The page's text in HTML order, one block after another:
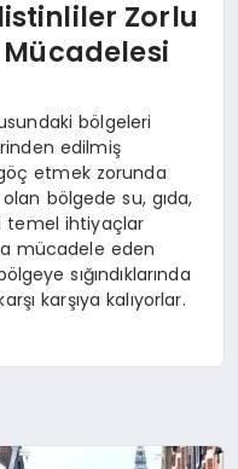
Zorlu
bölgeleri
edilmiş
etmek zorunda
bölgede su, gıda,
temel ihtiyaçlar
mücadele eden
sığındıklarında
karşıya kalıyorlar.